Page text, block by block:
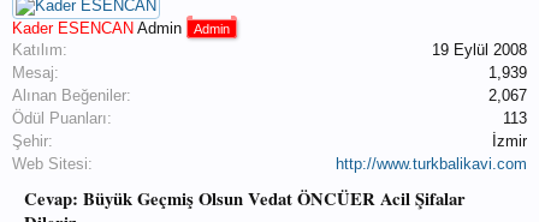
Kader ESENCAN Admin Admin
Katılım:
19 Eylül 2008
Mesaj:
1,939
Alınan Beğeniler:
2,067
Ödül Puanları:
113
Şehir:
İzmir
Web Sitesi:
http://www.turkbalikavi.com
Cevap: Büyük Geçmiş Olsun Vedat ÖNCÜER Acil Şifalar